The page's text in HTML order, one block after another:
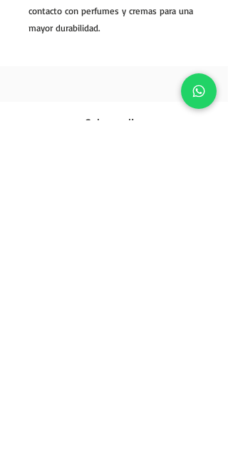
contacto con perfumes y cremas para una
mayor durabilidad.
Sales policy